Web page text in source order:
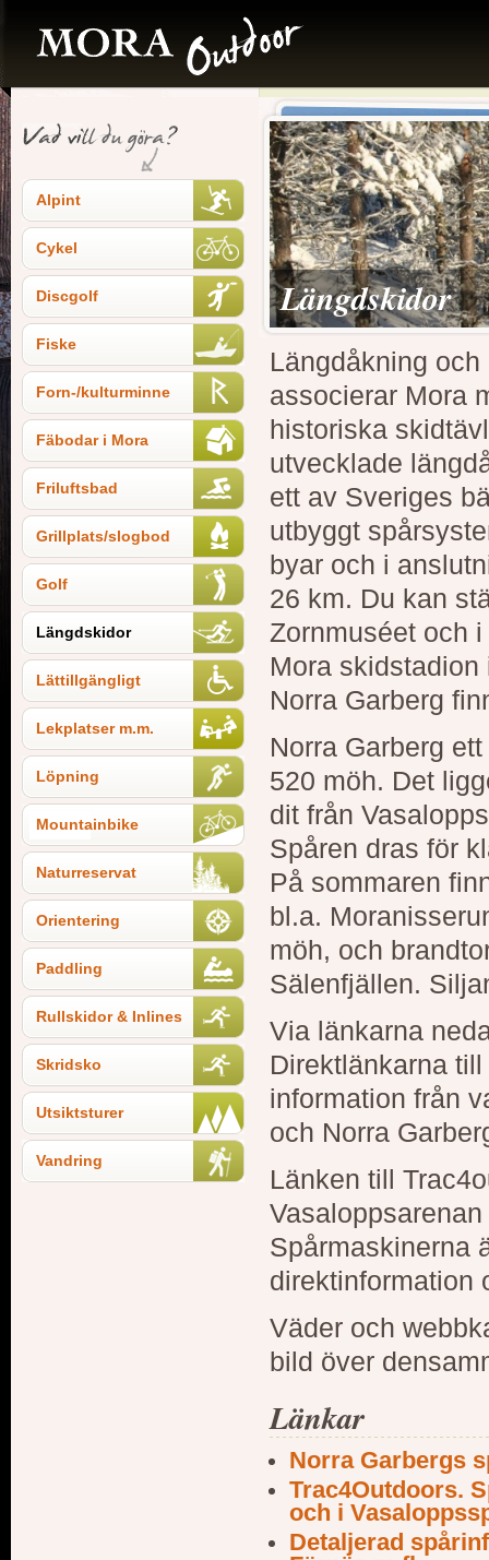
Alpint
Cykel
Discgolf
Fiske
Forn-/kulturminne
Fäbodar i Mora
Friluftsbad
Grillplats/slogbod
Golf
Längdskidor
Lättillgängligt
Lekplatser m.m.
Löpning
Mountainbike
Naturreservat
Orientering
Paddling
Rullskidor & Inlines
Skridsko
Utsiktsturer
Vandring
Längdskidor
Längdåkning
associerar Mora
historiska
utvecklade
ett av Sveriges
utbyggt
byar och i
26 km. Du kan
Zornmuséet och
Mora
Norra Garberg
Norra Garberg
520 möh. Det
dit från
Spåren dras för
På sommaren
bl.a.
möh, och
Sälenfjällen.
Via länkarna
Direktlänkarna
information från
och Norra
Länken till
Spårmaskinerna
direktinformation
Väder och
bild över
Länkar
Norra Garbergs
Trac4Outdoors.
och i
Detaljerad